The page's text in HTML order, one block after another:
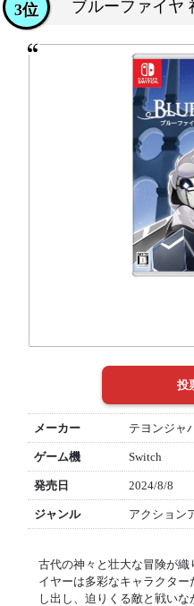
ブルーファイヤ
3位
メーカー テヨンジャ
ゲーム機 Switch
発売日 2024/8/8
ジャンル アクション
古代の神々と壮大な冒険が織
イヤーは多彩なキャラクタ
し出し、迫りくる敵と戦い